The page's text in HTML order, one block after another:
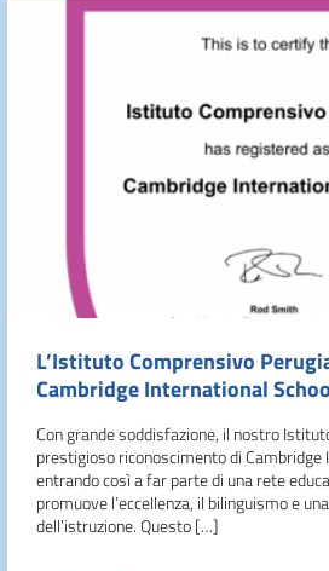
L’Istituto Comprensivo
Cambridge International
Con grande soddisfazione, il nostro
prestigioso riconoscimento di Cambridge
entrando così a far parte di una rete
promuove l’eccellenza, il bilinguismo e
dell’istruzione. Questo […]